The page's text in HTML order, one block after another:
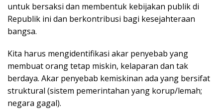
untuk bersaksi dan membentuk kebijakan publik di
Republik ini dan berkontribusi bagi kesejahteraan
bangsa.
Kita harus mengidentifikasi akar penyebab yang
membuat orang tetap miskin, kelaparan dan tak
berdaya. Akar penyebab kemiskinan ada yang bersifat
struktural (sistem pemerintahan yang korup/lemah;
negara gagal).